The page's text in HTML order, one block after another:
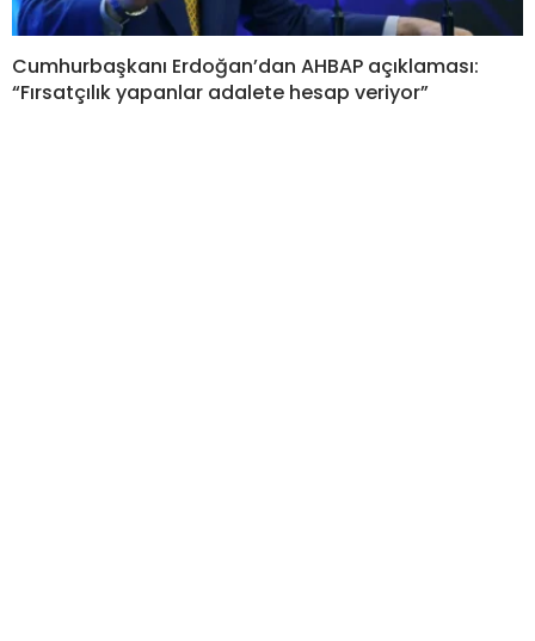
Cumhurbaşkanı Erdoğan’dan AHBAP açıklaması:
“Fırsatçılık yapanlar adalete hesap veriyor”